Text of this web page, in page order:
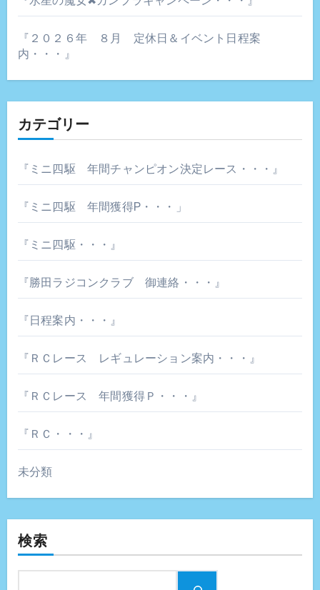
『２０２６年 ８月 定休日＆イベント日程案
内・・・』
カテゴリー
『ミニ四駆 年間チャンピオン決定レース・・・』
『ミニ四駆 年間獲得P・・・」
『ミニ四駆・・・』
『勝田ラジコンクラブ 御連絡・・・』
『日程案内・・・』
『ＲＣレース レギュレーション案内・・・』
『ＲＣレース 年間獲得Ｐ・・・』
『ＲＣ・・・』
未分類
検索